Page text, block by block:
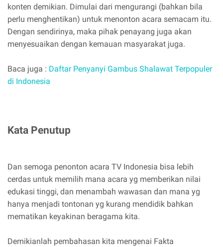
konten demikian. Dimulai dari mengurangi (bahkan bila
perlu menghentikan) untuk menonton acara semacam itu.
Dengan sendirinya, maka pihak penayang juga akan
menyesuaikan dengan kemauan masyarakat juga.
Baca juga : Daftar Penyanyi Gambus Shalawat Terpopuler
di Indonesia
Kata Penutup
Dan semoga penonton acara TV Indonesia bisa lebih
cerdas untuk memilih mana acara yg memberikan nilai
edukasi tinggi, dan menambah wawasan dan mana yg
hanya menjadi tontonan yg kurang mendidik bahkan
mematikan keyakinan beragama kita.
Demikianlah pembahasan kita mengenai Fakta